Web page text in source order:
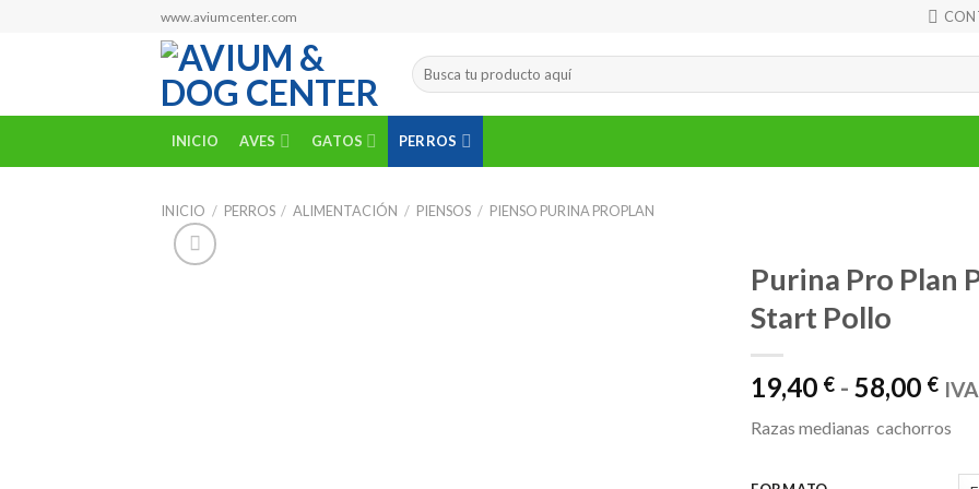
www.aviumcenter.com
Buscar
por:
INICIO AVES GATOS PERROS
INICIO / PERROS / ALIMENTACIÓN / PIENSOS / PIENSO PURINA PROPLAN
Purina Pro Plan
Start Pollo
19,40 € - 58,00 €
Razas medianas cachorros